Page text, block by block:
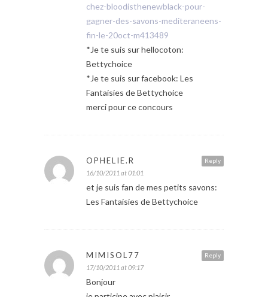
chez-bloodisthenewblack-pour-
gagner-des-savons-mediteraneens-
fin-le-20oct-m413489
*Je te suis sur hellocoton:
Bettychoice
*Je te suis sur facebook: Les
Fantaisies de Bettychoice
merci pour ce concours
Reply
OPHELIE.R
16/10/2011 at 01:01
et je suis fan de mes petits savons:
Les Fantaisies de Bettychoice
Reply
MIMISOL77
17/10/2011 at 09:17
Bonjour